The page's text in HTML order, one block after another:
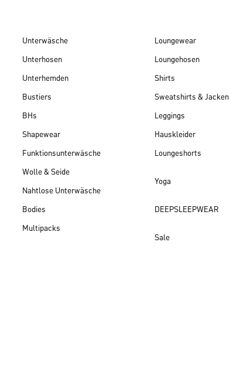
Unterwäsche
Unterhosen
Unterhemden
Bustiers
BHs
Shapewear
Funktionsunterwäsche
Wolle & Seide
Nahtlose Unterwäsche
Bodies
Multipacks
Loungewear
Loungehosen
Shirts
Sweatshirts & Jacken
Leggings
Hauskleider
Loungeshorts
Yoga
DEEPSLEEPWEAR
Sale